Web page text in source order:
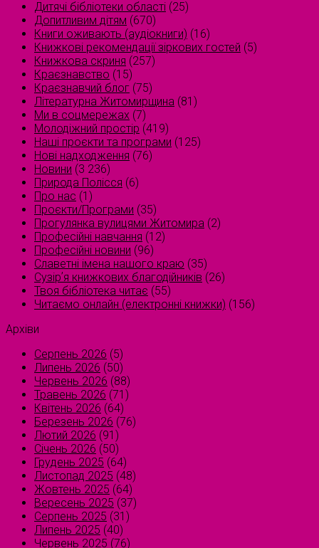
Дитячі бібліотеки області (25)
Допитливим дітям (670)
Книги оживають (аудіокниги) (16)
Книжкові рекомендації зіркових гостей (5)
Книжкова скриня (257)
Краєзнавство (15)
Краєзнавчий блог (75)
Літературна Житомирщина (81)
Ми в соцмережах (7)
Молодіжний простір (419)
Наші проєкти та програми (125)
Нові надходження (76)
Новини (3 236)
Природа Полісся (6)
Про нас (1)
Проєкти/Програми (35)
Прогулянка вулицями Житомира (2)
Професійні навчання (12)
Професійні новини (96)
Славетні імена нашого краю (35)
Сузірʼя книжкових благодійників (26)
Твоя бібліотека читає (55)
Читаємо онлайн (електронні книжки) (156)
Архіви
Серпень 2026 (5)
Липень 2026 (50)
Червень 2026 (88)
Травень 2026 (71)
Квітень 2026 (64)
Березень 2026 (76)
Лютий 2026 (91)
Січень 2026 (50)
Грудень 2025 (64)
Листопад 2025 (48)
Жовтень 2025 (64)
Вересень 2025 (37)
Серпень 2025 (31)
Липень 2025 (40)
Червень 2025 (76)